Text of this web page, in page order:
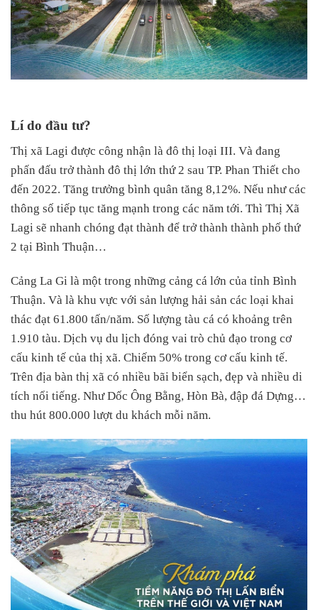
Lí do đầu tư?
Thị xã Lagi được công nhận là đô thị loại III. Và đang
phấn đấu trở thành đô thị lớn thứ 2 sau TP. Phan Thiết cho
đến 2022. Tăng trưởng bình quân tăng 8,12%. Nếu như các
thông số tiếp tục tăng mạnh trong các năm tới. Thì Thị Xã
Lagi sẽ nhanh chóng đạt thành để trở thành thành phố thứ
2 tại Bình Thuận…
Cảng La Gi là một trong những cảng cá lớn của tỉnh Bình
Thuận. Và là khu vực với sản lượng hải sản các loại khai
thác đạt 61.800 tấn/năm. Số lượng tàu cá có khoảng trên
1.910 tàu. Dịch vụ du lịch đóng vai trò chủ đạo trong cơ
cấu kinh tế của thị xã. Chiếm 50% trong cơ cấu kinh tế.
Trên địa bàn thị xã có nhiều bãi biển sạch, đẹp và nhiều di
tích nổi tiếng. Như Dốc Ông Bằng, Hòn Bà, đập đá Dựng…
thu hút 800.000 lượt du khách mỗi năm.